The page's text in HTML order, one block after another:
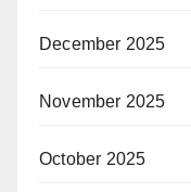
December 2025
November 2025
October 2025